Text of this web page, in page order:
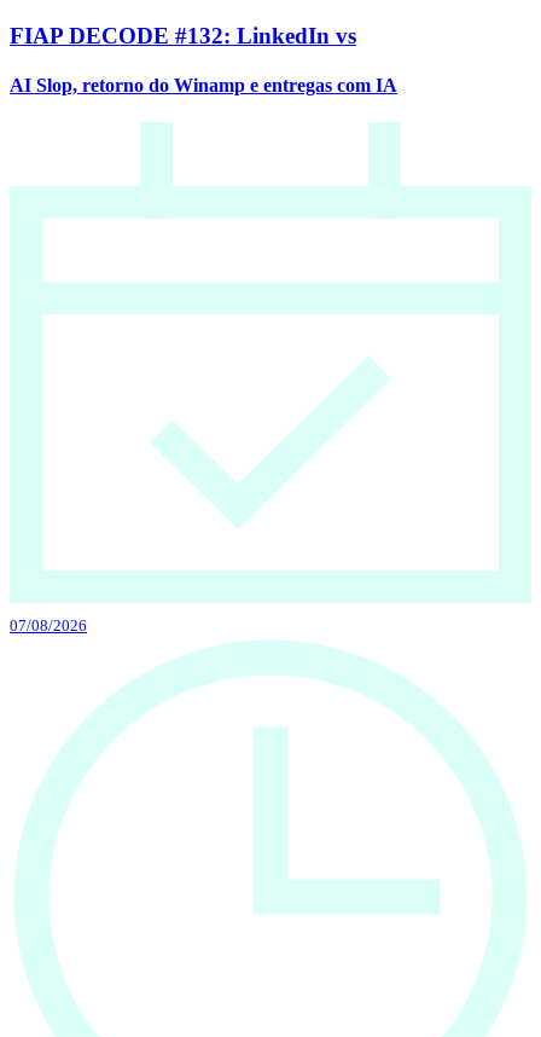
FIAP DECODE #132: LinkedIn vs
AI Slop, retorno do Winamp e entregas com IA
07/08/2026